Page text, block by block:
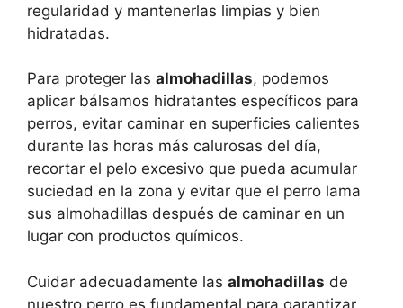
regularidad y mantenerlas limpias y bien
hidratadas.
Para proteger las almohadillas, podemos
aplicar bálsamos hidratantes específicos para
perros, evitar caminar en superficies calientes
durante las horas más calurosas del día,
recortar el pelo excesivo que pueda acumular
suciedad en la zona y evitar que el perro lama
sus almohadillas después de caminar en un
lugar con productos químicos.
Cuidar adecuadamente las almohadillas de
nuestro perro es fundamental para garantizar